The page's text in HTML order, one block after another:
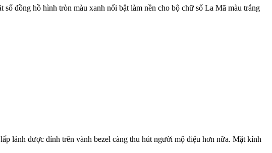
đồng hồ hình tròn màu xanh nổi bật làm nền cho bộ chữ số La Mã màu trắng
lánh được đính trên vành bezel càng thu hút người mộ điệu hơn nữa. Mặt kính